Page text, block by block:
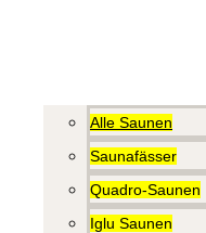
Alle Saunen
Saunafässer
Quadro-Saunen
Iglu Saunen